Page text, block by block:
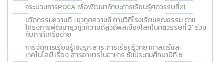
กระบวนการPDCA เพื่อพัฒนาทักษะการเรียนรู้ศตวรรษที่21
นวัตกรรมความดี : ยุวทูตความดี ตามวิถีโรงเรียนคุณธรรม ตาม
โครงการพัฒนายุวทูตความดีสู่วิถีพลเมืองโลกในศตวรรษที่ 21 ร่วม
กับภาคีเครือข่าย
การจัดการเรียนรู้เชิงรุก สาระการเรียนรู้วิทยาศาสตร์และ
เทคโนโลยี เรื่อง สารอาหารในอาหาร ชั้นประถมศึกษาปีที่ 6